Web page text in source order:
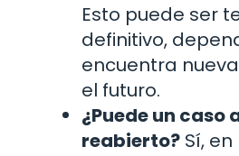
Esto puede ser
definitivo,
encuentra
el futuro.
¿Puede un caso
reabierto? Sí,